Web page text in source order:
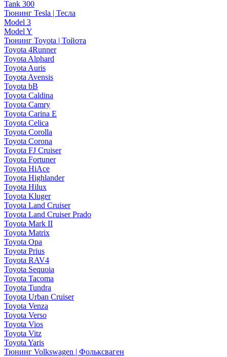
Tank 300
Тюнинг Tesla | Тесла
Model 3
Model Y
Тюнинг Toyota | Тойота
Toyota 4Runner
Toyota Alphard
Toyota Auris
Toyota Avensis
Toyota bB
Toyota Caldina
Toyota Camry
Toyota Carina E
Toyota Celica
Toyota Corolla
Toyota Corona
Toyota FJ Cruiser
Toyota Fortuner
Toyota HiAce
Toyota Highlander
Toyota Hilux
Toyota Kluger
Toyota Land Cruiser
Toyota Land Cruiser Prado
Toyota Mark II
Toyota Matrix
Toyota Opa
Toyota Prius
Toyota RAV4
Toyota Sequoia
Toyota Tacoma
Toyota Tundra
Toyota Urban Cruiser
Toyota Venza
Toyota Verso
Toyota Vios
Toyota Vitz
Toyota Yaris
Тюнинг Volkswagen | Фольксваген